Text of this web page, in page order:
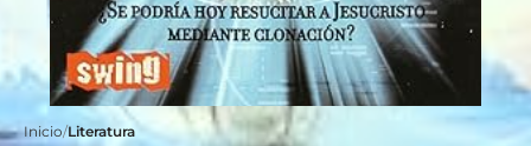
Inicio Literatura